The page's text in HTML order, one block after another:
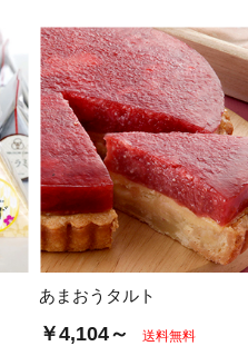
あまおうタルト
￥4,104～ 送料無料